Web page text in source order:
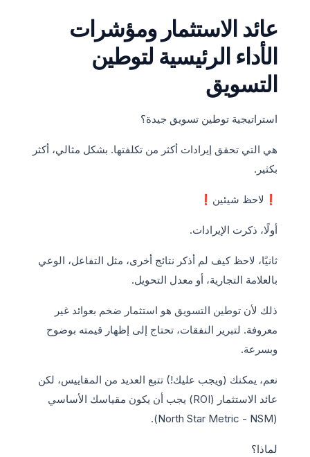
عائد الاستثمار ومؤشرات
الأداء الرئيسية لتوطين
التسويق
استراتيجية توطين تسويق جيدة؟
هي التي تحقق إيرادات أكثر من تكلفتها. بشكل مثالي، أكثر
بكثير.
❗لاحظ شيئين❗
أولًا، ذكرت الإيرادات.
ثانيًا، لاحظ كيف لم أذكر نتائج أخرى، مثل التفاعل، الوعي
بالعلامة التجارية، أو معدل التحويل.
ذلك لأن توطين التسويق هو استثمار ضخم بعوائد غير
معروفة. لتبرير النفقات، تحتاج إلى إظهار قيمته بوضوح
وبسرعة.
نعم، يمكنك (ويجب عليك!) تتبع العديد من المقاييس، لكن
عائد الاستثمار (ROI) يجب أن يكون مقياسك الأساسي
(North Star Metric - NSM).
لماذا؟